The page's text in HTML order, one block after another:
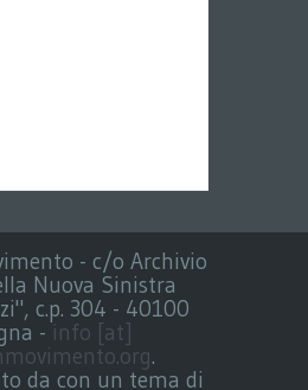
- c/o Archivio
Nuova Sinistra
c.p. 304 - 40100
- info [at]
.
da con un tema di